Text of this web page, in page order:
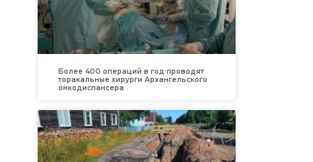
Более 400 операций в год проводят
торакальные хирурги Архангельского
онкодиспансера